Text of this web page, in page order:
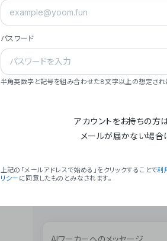
- **ミッション**: 「We
- **ビジョン**: 「
### 会社概要
パスワード
半角英数字と記号を組み合わせた8文字以上の想定されに
アカウントをお持ちの方
メールが届かない場合
上記の「メールアドレスで始める」をクリックすることで利
リシー に同意したものとみなされます。